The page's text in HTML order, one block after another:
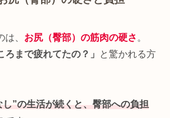
、 お尻（臀部）の筋肉の硬さ 。
ろまで疲れてたの？」
と驚かれる方
”の生活が続くと、臀部への負担